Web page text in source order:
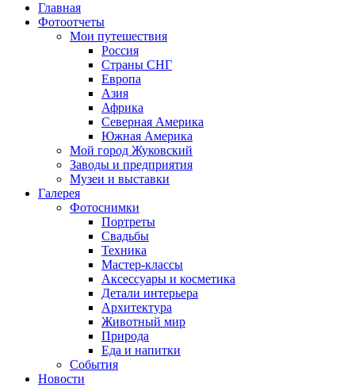
Главная
Фотоотчеты
Мои путешествия
Россия
Страны СНГ
Европа
Азия
Африка
Северная Америка
Южная Америка
Мой город Жуковский
Заводы и предприятия
Музеи и выставки
Галерея
Фотоснимки
Портреты
Свадьбы
Техника
Мастер-классы
Аксессуары и косметика
Детали интерьера
Архитектура
Животный мир
Природа
Еда и напитки
События
Новости